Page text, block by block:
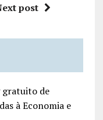
post
gratuito de
à Economia e